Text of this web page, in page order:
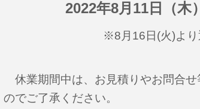
k
2022年8月11日（木
※8月16日(火)より
休業期間中は、お見積りやお問合
のでご了承ください。